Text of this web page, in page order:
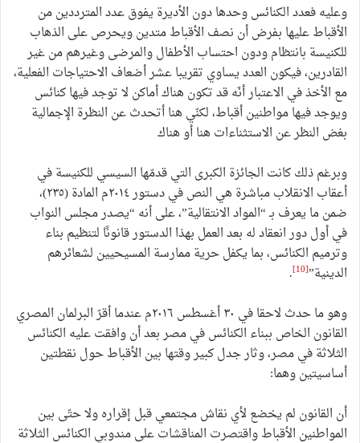
وعليه فعدد الكنائس وحدها دون الأديرة يفوق عدد المترددين من
الأقباط عليها بفرض أن نصف الأقباط متدين ويحرص على الذهاب
للكنيسة بانتظام ودون احتساب الأطفال والمرضى وغيرهم من غير
القادرين، فيكون العدد يساوي تقريبا عشر أضعاف الاحتياجات الفعلية،
مع الأخذ في الاعتبار أنّه قد تكون هناك أماكن لا توجد فيها كنائس
ويوجد فيها مواطنين أقباط، لكنّي هنا أتحدث عن النظرة الإجمالية
بغض النظر عن الاستثناءات هنا أو هناك
وبرغم ذلك كانت الجائزة الكبرى التي قدمّها السيسي للكنيسة في
أعقاب الانقلاب مباشرة هي النص في دستور ٢٠١٤م المادة (٢٣٥)،
ضمن ما يعرف بـ “المواد الانتقالية”، على أنه “يصدر مجلس النواب
في أول دور انعقاد له بعد العمل بهذا الدستور قانونًا لتنظيم بناء
وترميم الكنائس، بما يكفل حرية ممارسة المسيحيين لشعائرهم
الدينية”[10]
.
وهو ما حدث لاحقا في ٣٠ أغسطس ٢٠١٦م عندما أقرّ البرلمان المصري
القانون الخاص ببناء الكنائس في مصر بعد أن وافقت عليه الكنائس
الثلاثة في مصر، وثار جدل كبير وقتها بين الأقباط حول نقطتين
أساسيتين وهما:
أن القانون لم يخضع لأي نقاش مجتمعي قبل إقراره ولا حتّى بين
المواطنين الأقباط واقتصرت المناقشات على مندوبي الكنائس الثلاثة